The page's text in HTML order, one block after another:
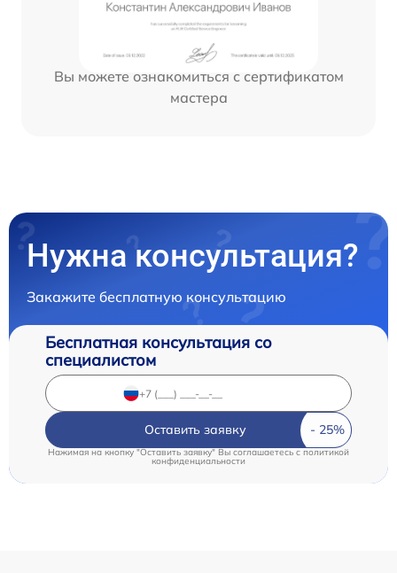
Вы можете ознакомиться с сертификатом
мастера
Нужна консультация?
Закажите бесплатную консультацию
Бесплатная консультация со
специалистом
Оставить заявку
Нажимая на кнопку "Оставить заявку" Вы соглашаетесь c политикой
конфиденциальности